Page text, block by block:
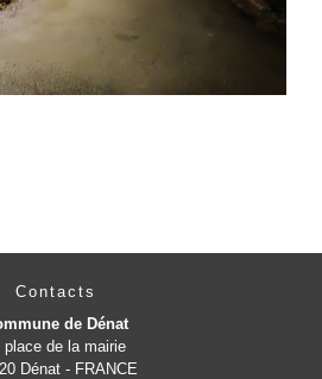
Contacts
de Dénat
place de la mairie
Dénat - FRANCE